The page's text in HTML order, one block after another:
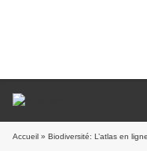
Accueil » Biodiversité: L’atlas en